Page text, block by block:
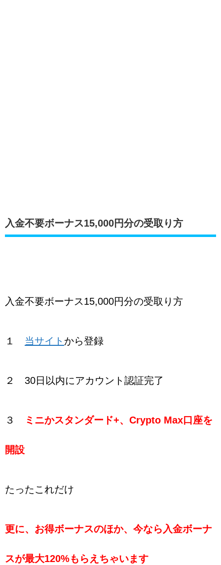
入金不要ボーナス15,000円分の受取り方
入金不要ボーナス15,000円分の受取り方
１ 当サイト から登録
２ 30日以内にアカウント認証完了
３ ミニかスタンダード+、Crypto Max口座を
開設
たったこれだけ
更に、お得ボーナスのほか、今なら入金ボーナ
スが最大120%もらえちゃいます